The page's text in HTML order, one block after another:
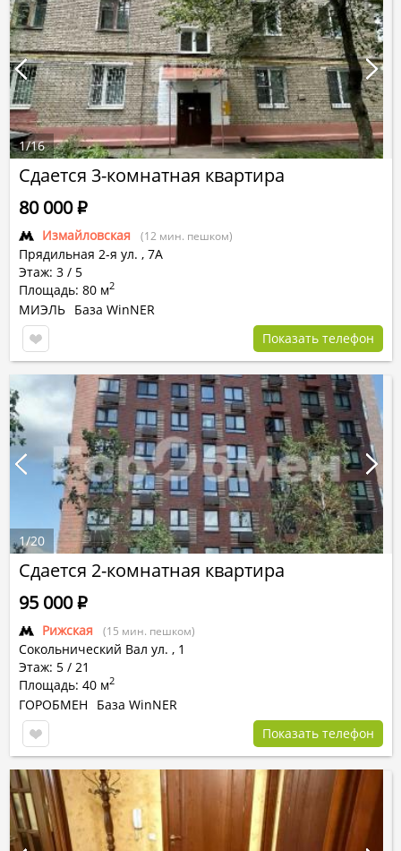
Сдается 3-комнатная квартира
Измайловская (12 мин. пешком)
Прядильная 2-я ул. , 7А
Этаж: 3 / 5
Площадь: 80 м2
80 000Р
МИЭЛЬ База WinNER
Показать телефон
1/16
Сдается 2-комнатная квартира
Рижская (15 мин. пешком)
Сокольнический Вал ул. , 1
Этаж: 5 / 21
Площадь: 40 м2
95 000Р
ГОРОБМЕН
База WinNER
Показать телефон
1/20